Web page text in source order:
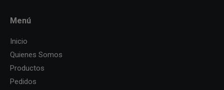
Menú
Inicio
Quienes Somos
Productos
Pedidos